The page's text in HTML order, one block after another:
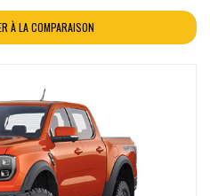
À LA COMPARAISON